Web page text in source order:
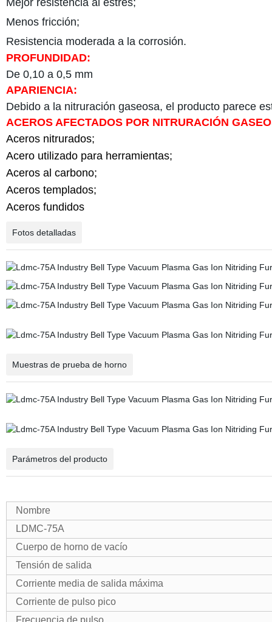
Mejor resistencia al estrés;
Menos fricción;
Resistencia moderada a la corrosión.
PROFUNDIDAD:
De 0,10 a 0,5 mm
APARIENCIA:
Debidoa la nitruración gaseosa, el producto parece
ACEROS AFECTADOS POR NITRURACIÓN
Aceros nitrurados;
Acero utilizado para herramientas;
Aceros al carbono;
Aceros templados;
Aceros fundidos
Fotos detalladas
Muestras de prueba de horno
Parámetros del producto
Nombre
LDMC-75A
Cuerpo de horno de vacío
Tensión de salida
Corriente media de salida máxima
Corriente de pulso pico
Frecuencia de pulso